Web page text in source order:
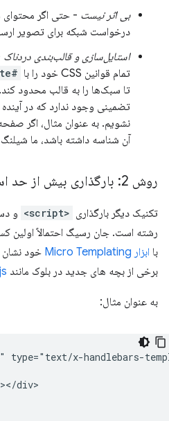
بی اثر نیست - حتی اگر محتوای
درخواست شبکه برای تصویر
استایل‌سازی و قالب‌بندی دردناک
تمام قوانین CSS خود را با
#mytemplate
تا سبک‌ها را به قالب محدود
تضمینی وجود ندارد که در آینده
نشویم. به عنوان مثال، اگر
آن شناسه داشته باشد، ما
روش 2: بارگذاری بیش از حد اسکریپت
تکنیک دیگر بارگذاری <script>
و
با ابزار Micro Templating
خود نشان
برخی از بچه های جدید در بلوک مانند
به عنوان مثال:
type="text/x-handlebars-
div>